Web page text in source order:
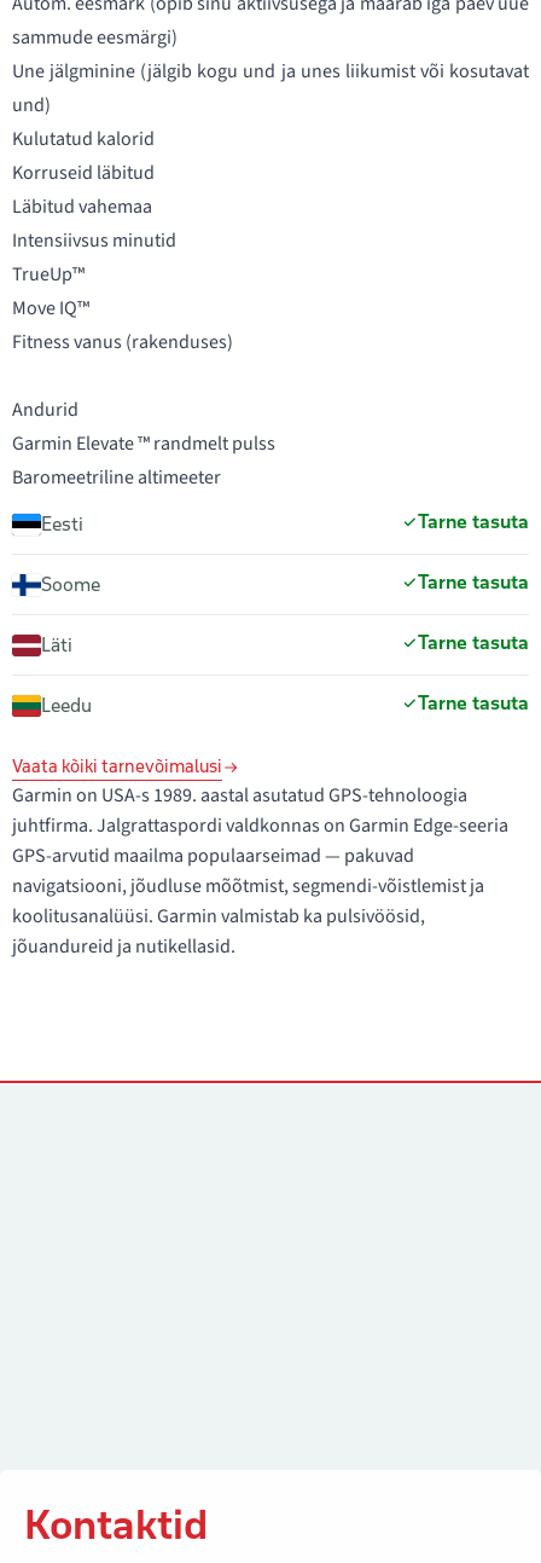
sammude eesmärgi)
Une jälgminine (jälgib kogu und ja unes liikumist või kosutavat
und)
Kulutatud kalorid
Korruseid läbitud
Läbitud vahemaa
Intensiivsus minutid
TrueUp™
Move IQ™
Fitness vanus (rakenduses)
Andurid
Garmin Elevate ™ randmelt pulss
Baromeetriline altimeeter
Eesti Tarne tasuta
Soome Tarne tasuta
Läti Tarne tasuta
Leedu Tarne tasuta
Vaata kõiki tarnevõimalusi
Garmin on USA-s 1989. aastal asutatud GPS-tehnoloogia
juhtfirma. Jalgrattaspordi valdkonnas on Garmin Edge-seeria
GPS-arvutid maailma populaarseimad — pakuvad
navigatsiooni, jõudluse mõõtmist, segmendi-võistlemist ja
koolitusanalüüsi. Garmin valmistab ka pulsivöösid,
jõuandureid ja nutikellasid.
Kontaktid